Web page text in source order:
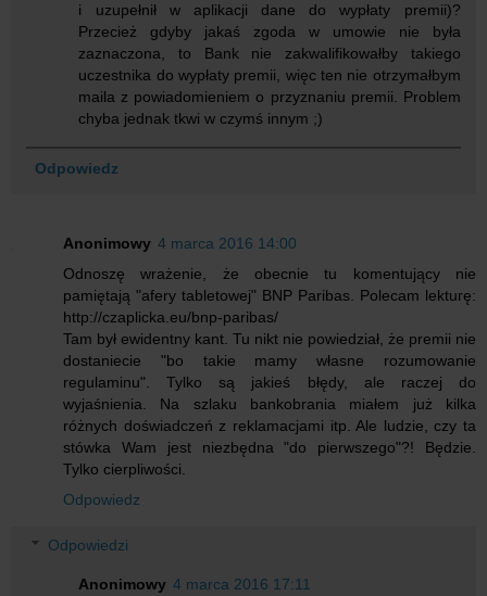
i uzupełnił w aplikacji dane do wypłaty premii)?
Przecież gdyby jakaś zgoda w umowie nie była
zaznaczona, to Bank nie zakwalifikowałby takiego
uczestnika do wypłaty premii, więc ten nie otrzymałbym
maila z powiadomieniem o przyznaniu premii. Problem
chyba jednak tkwi w czymś innym ;)
Odpowiedz
Anonimowy 4 marca 2016 14:00
Odnoszę wrażenie, że obecnie tu komentujący nie
pamiętają "afery tabletowej" BNP Paribas. Polecam lekturę:
http://czaplicka.eu/bnp-paribas/
Tam był ewidentny kant. Tu nikt nie powiedział, że premii nie
dostaniecie "bo takie mamy własne rozumowanie
regulaminu". Tylko są jakieś błędy, ale raczej do
wyjaśnienia. Na szlaku bankobrania miałem już kilka
różnych doświadczeń z reklamacjami itp. Ale ludzie, czy ta
stówka Wam jest niezbędna "do pierwszego"?! Będzie.
Tylko cierpliwości.
Odpowiedz
Odpowiedzi
Anonimowy 4 marca 2016 17:11